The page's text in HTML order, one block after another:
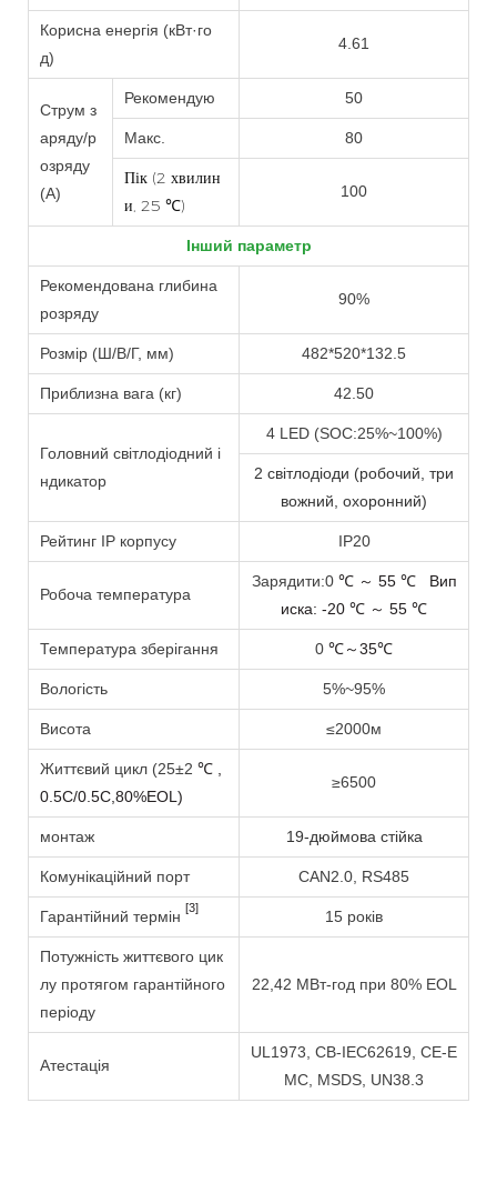
Корисна енергія (кВт·го
д)
4.61
Струм з
аряду/р
озряду
(A)
Рекомендую 50
Макс. 80
Пік (2 хвилин
и, 25 ℃)
100
Інший параметр
Рекомендована глибина
розряду
90%
Розмір (Ш/В/Г, мм) 482*520*132.5
Приблизна вага (кг) 42.50
Головний світлодіодний і
ндикатор
4 LED (SOC:25%~100%)
2 світлодіоди (робочий, три
вожний, охоронний)
Рейтинг IP корпусу IP20
Робоча температура
Зарядити:0 ℃ ～ 55 ℃
Вип
иска: -20 ℃ ～ 55 ℃
Температура зберігання 0 ℃～35℃
Вологість 5%~95%
Висота ≤2000м
Життєвий цикл (25±2 ℃
0.5C/0.5C,80%EOL)
≥6500
монтаж 19-дюймова стійка
Комунікаційний порт CAN2.0, RS485
Гарантійний термін
[3]
15 років
Потужність життєвого цик
лу протягом гарантійного
періоду
22,42 МВт-год при 80% EOL
Атестація
UL1973, CB-IEC62619, CE-E
MC, MSDS, UN38.3